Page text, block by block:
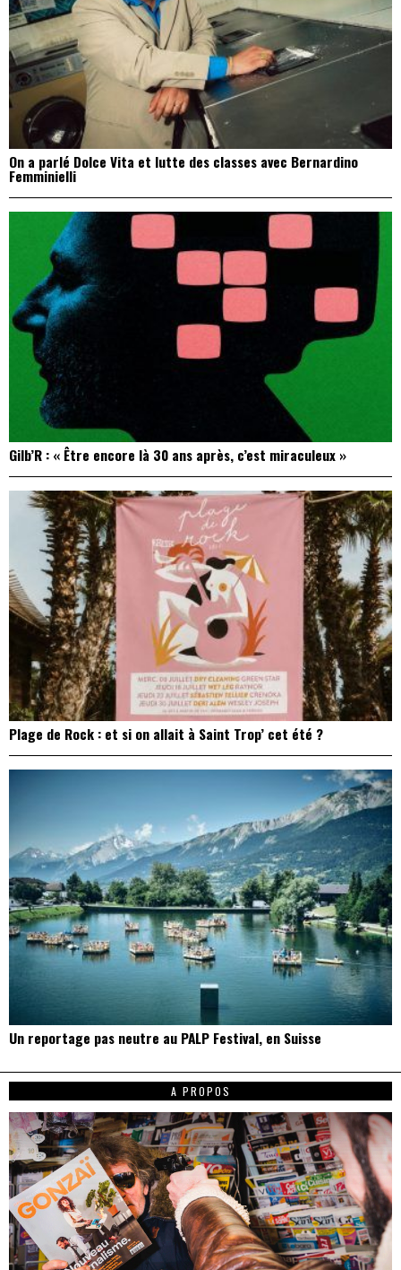
On a parlé Dolce Vita et lutte des classes avec Bernardino
Femminielli
Gilb’R : « Être encore là 30 ans après, c’est miraculeux »
Plage de Rock : et si on allait à Saint Trop’ cet été ?
Un reportage pas neutre au PALP Festival, en Suisse
A PROPOS